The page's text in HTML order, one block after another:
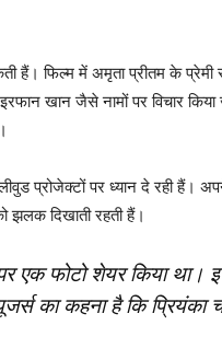
हैं। फिल्‍म में अमृता प्रीतम के प्रेमी
खान जैसे नामों पर विचार किया
प्रोजेक्‍टों पर ध्‍यान दे रही हैं।
झलक दिखाती रहती हैं।
एक फोटो शेयर किया था।
का कहना है कि प्रियंका